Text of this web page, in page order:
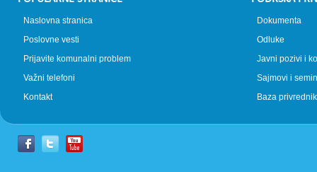
Naslovna stranica
Poslovne vesti
Prijavite komunalni problem
Važni telefoni
Kontakt
Dokumenta
Odluke
Javni pozivi i
Sajmovi i
Baza